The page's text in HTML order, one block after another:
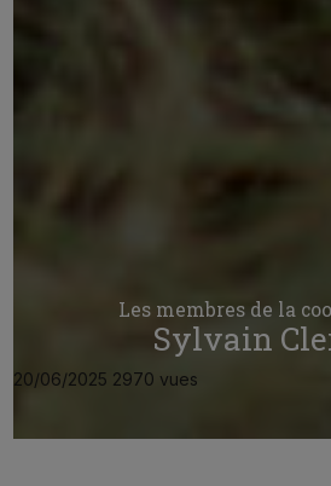
Les membres de la
Sylvain
20/06/2025 2970 vues